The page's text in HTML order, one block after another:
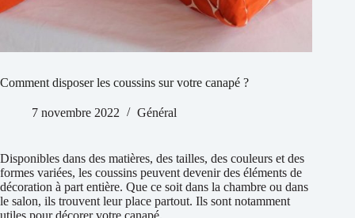
Comment disposer les coussins sur votre canapé ?
7 novembre 2022 Général
Disponibles dans des matières, des tailles, des couleurs et des
formes variées, les coussins peuvent devenir des éléments de
décoration à part entière. Que ce soit dans la chambre ou dans
le salon, ils trouvent leur place partout. Ils sont notamment